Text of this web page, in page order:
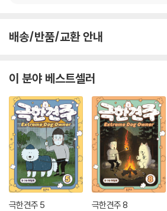
배송/반품/교환 안내
이 분야 베스트셀러
극한견주 5 극한견주 8